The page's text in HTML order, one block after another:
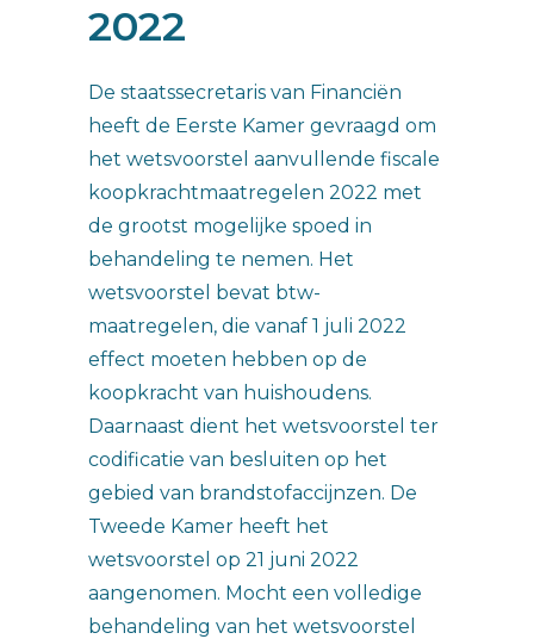
2022
De staatssecretaris van Financiën
heeft de Eerste Kamer gevraagd om
het wetsvoorstel aanvullende fiscale
koopkrachtmaatregelen 2022 met
de grootst mogelijke spoed in
behandeling te nemen. Het
wetsvoorstel bevat btw-
maatregelen, die vanaf 1 juli 2022
effect moeten hebben op de
koopkracht van huishoudens.
Daarnaast dient het wetsvoorstel ter
codificatie van besluiten op het
gebied van brandstofaccijnzen. De
Tweede Kamer heeft het
wetsvoorstel op 21 juni 2022
aangenomen. Mocht een volledige
behandeling van het wetsvoorstel